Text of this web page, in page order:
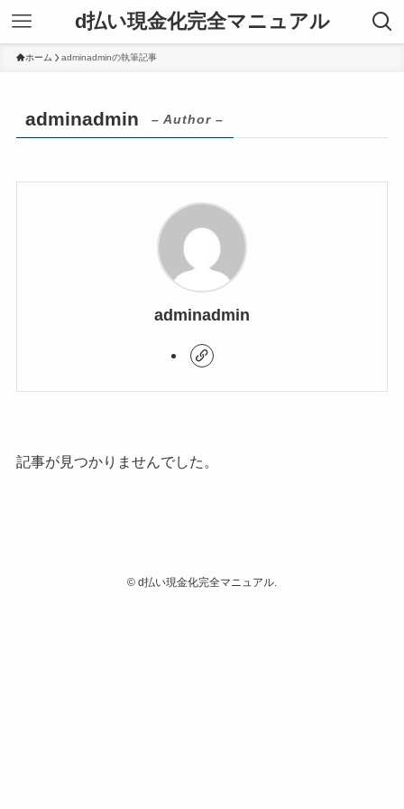
d払い現金化完全マニュアル
ホーム adminadminの執筆記事
adminadmin – Author –
adminadmin
記事が見つかりませんでした。
© d払い現金化完全マニュアル.